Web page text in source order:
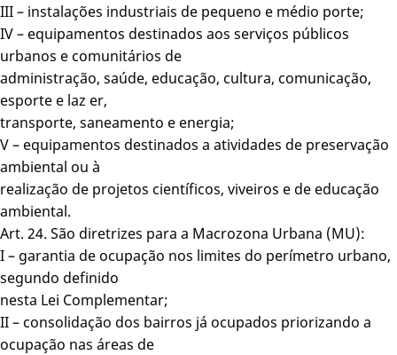
III – instalações industriais de pequeno e médio porte;
IV – equipamentos destinados aos serviços públicos
urbanos e comunitários de
administração, saúde, educação, cultura, comunicação,
esporte e laz er,
transporte, saneamento e energia;
V – equipamentos destinados a atividades de preservação
ambiental ou à
realização de projetos científicos, viveiros e de educação
ambiental.
Art. 24. São diretrizes para a Macrozona Urbana (MU):
I – garantia de ocupação nos limites do perímetro urbano,
segundo definido
nesta Lei Complementar;
II – consolidação dos bairros já ocupados priorizando a
ocupação nas áreas de